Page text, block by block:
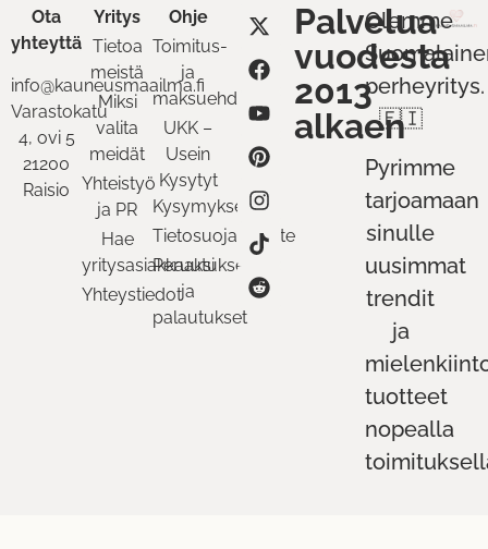
Ota
yhteyttä
info@kauneusmaailma.fi
Varastokatu
4, ovi 5
21200
Raisio
Yritys
Tietoa
meistä
Miksi
valita
meidät
Yhteistyö
ja PR
Hae
yritysasiakkaaksi
Yhteystiedot
Ohje
Toimitus-
ja
maksuehdot
UKK –
Usein
Kysytyt
Kysymykset
Tietosuojaseloste
Peruutukset
ja
palautukset
Palvelua
vuodesta
2013
alkaen
Olemme
perheyritys.
🇫🇮
Pyrimme
tarjoamaan
sinulle
uusimmat
trendit
ja
tuotteet
nopealla